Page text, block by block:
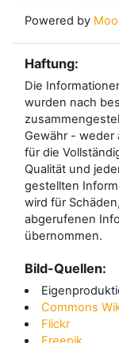
Powered by
Haftung:
Die
wurden nach
Gewähr - weder
für die
Qualität und
gestellten
wird für
abgerufenen
übernommen.
Bild-Quellen:
Commons
Flickr